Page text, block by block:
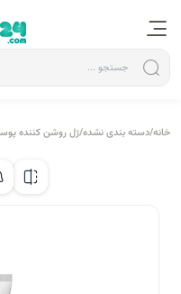
خانه/دسته بندی نشده/ژل روشن کننده پوست